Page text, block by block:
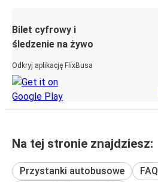
Bilet cyfrowy i
śledzenie na żywo
Odkryj aplikację FlixBusa
Na tej stronie znajdziesz:
Przystanki autobusowe
FAQ